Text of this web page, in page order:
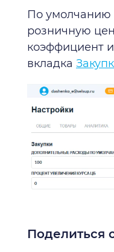
По умолчанию
розничную
коэффициент
вкладка
Поделиться